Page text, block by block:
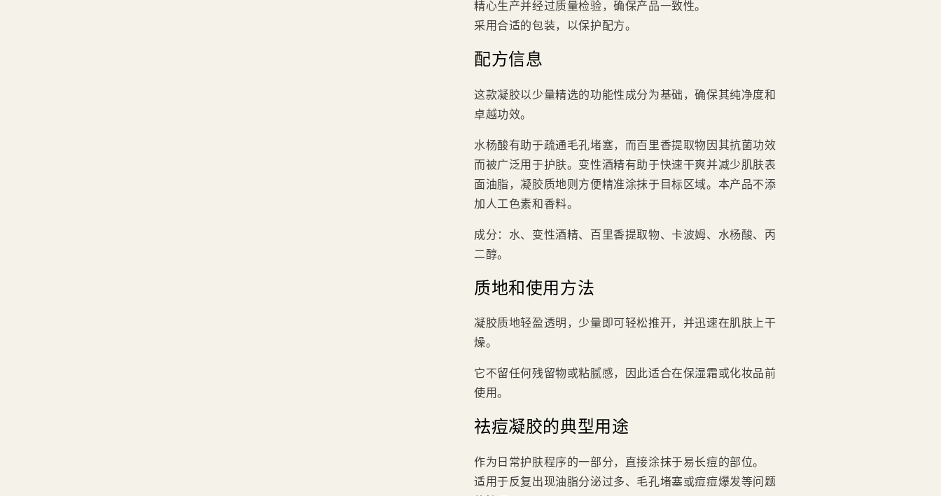
精心生产并经过质量检验，确保产品一致性。
采用合适的包装，以保护配方。
配方信息
这款凝胶以少量精选的功能性成分为基础，确保其纯净度和
卓越功效。
水杨酸有助于疏通毛孔堵塞，而百里香提取物因其抗菌功效
而被广泛用于护肤。变性酒精有助于快速干爽并减少肌肤表
面油脂，凝胶质地则方便精准涂抹于目标区域。本产品不添
加人工色素和香料。
成分：水、变性酒精、百里香提取物、卡波姆、水杨酸、丙
二醇。
质地和使用方法
凝胶质地轻盈透明，少量即可轻松推开，并迅速在肌肤上干
燥。
它不留任何残留物或粘腻感，因此适合在保湿霜或化妆品前
使用。
祛痘凝胶的典型用途
作为日常护肤程序的一部分，直接涂抹于易长痘的部位。
适用于反复出现油脂分泌过多、毛孔堵塞或痘痘爆发等问题